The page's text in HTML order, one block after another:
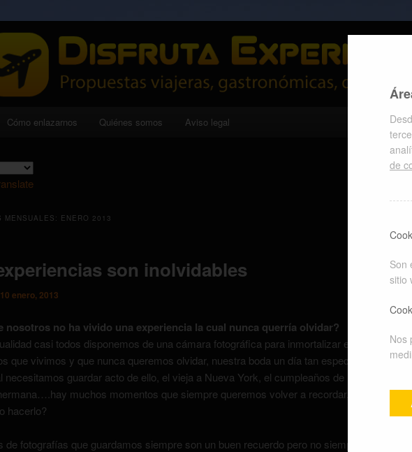
experiencias
viajeras, gastronómicas, deportivas y culturales
principal
secundario
Cómo enlazarnos Quiénes somos Aviso legal
MENSUALES: ENERO 2013
son inolvidables
10 enero, 2013
nosotros no ha vivido una experiencia la cual nunca querría olvidar?
casi todos disponemos de una cámara fotográfica para inmortalizar esos
que vivimos y que nunca queremos olvidar, nuestra boda un día tan especial
necesitamos guardar acto de ello, el vieja a Nueva York, el cumpleaños de
muchos momentos que siempre queremos volver a recordar, y
hacerlo?
de fotografías que guardamos siempre son un buen recuerdo pero no siempre
de
Son
sitio
Nos